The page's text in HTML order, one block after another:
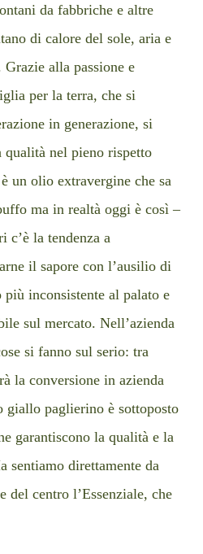
da fabbriche e altre
di calore del sole, aria e
Grazie alla passione e
per la terra, che si
in generazione, si
nel pieno rispetto
un olio extravergine che sa
ma in realtà oggi è così –
c’è la tendenza a
il sapore con l’ausilio di
inconsistente al palato e
sul mercato. Nell’azienda
si fanno sul serio: tra
la conversione in azienda
giallo paglierino è sottoposto
garantiscono la qualità e la
sentiamo direttamente da
centro l’Essenziale, che